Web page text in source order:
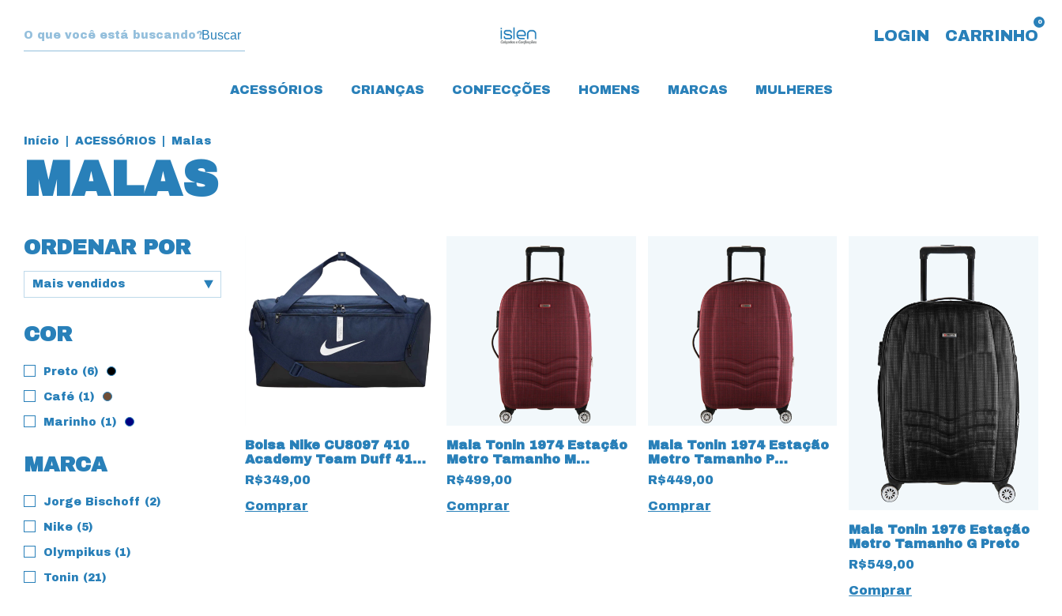
Buscar LOGIN CARRINHO
0
ACESSÓRIOS CRIANÇAS CONFECÇÕES HOMENS MARCAS MULHERES
Início ACESSÓRIOS Malas
MALAS
ORDENAR POR
COR
Preto (6)
Café (1)
Marinho (1)
MARCA
Jorge Bischoff (2)
Nike (5)
Olympikus (1)
Tonin (21)
Bolsa Nike CU8097 410
Academy Team Duff 41
Litros 19579 Marinho
R$349,00
Comprar
Mala Tonin 1974 Estação
Metro Tamanho M
Vermelho
R$499,00
Mala Tonin 1974 Estação
Metro Tamanho P
Vermelho
R$449,00
Mala Tonin 1976 Estação
Metro Tamanho G Preto
R$549,00